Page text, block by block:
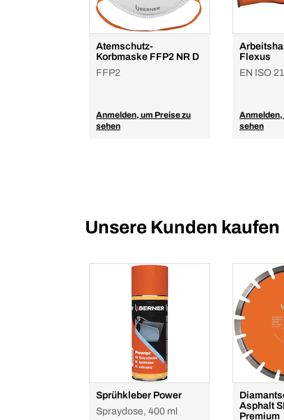
Atemschutz-
Korbmaske FFP2 NR D
FFP2
Anmelden, um Preise zu
sehen
Flexus
EN ISO
Anmelden,
sehen
Unsere Kunden kaufen
Sprühkleber Power
Spraydose, 400 ml
Asphalt
Premium